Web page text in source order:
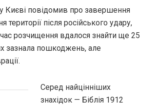
Києві повідомив про завершення
території після російського удару,
розчищення вдалося знайти ще 25
зазнала пошкоджень, але
Серед найцінніших
знахідок — Біблія 1912